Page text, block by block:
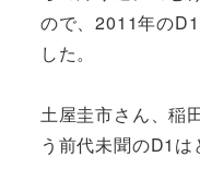
ので、2011年の
した。
土屋圭市さん、稲
う前代未聞のD1は